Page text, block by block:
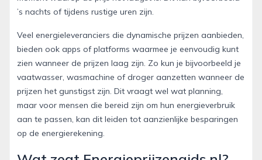
’s nachts of tijdens rustige uren zijn.
Veel energieleveranciers die dynamische prijzen aanbieden,
bieden ook apps of platforms waarmee je eenvoudig kunt
zien wanneer de prijzen laag zijn. Zo kun je bijvoorbeeld je
vaatwasser, wasmachine of droger aanzetten wanneer de
prijzen het gunstigst zijn. Dit vraagt wel wat planning,
maar voor mensen die bereid zijn om hun energieverbruik
aan te passen, kan dit leiden tot aanzienlijke besparingen
op de energierekening.